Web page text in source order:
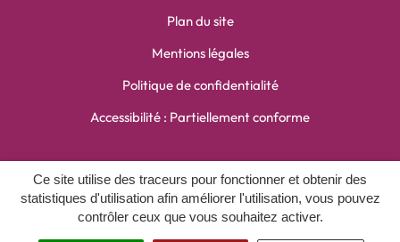
Ce site utilise des traceurs pour fonctionner et obtenir des
statistiques d'utilisation afin améliorer l'utilisation, vous pouvez
contrôler ceux que vous souhaitez activer.
Plan du site
Mentions légales
Politique de confidentialité
Accessibilité : Partiellement conforme
Site réalisé parInovagora (ouverture dans